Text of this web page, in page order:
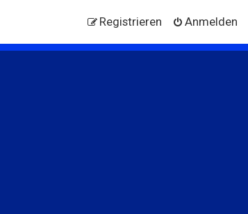
Anmelden
Registrieren